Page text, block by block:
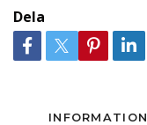
Dela
INFORMATION